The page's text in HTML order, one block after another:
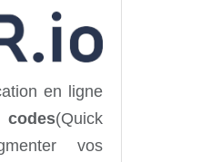
en ligne
(Quick
vos